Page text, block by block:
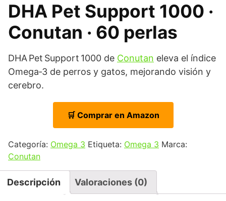
DHA Pet Support 1000 ·
Conutan · 60 perlas
DHA Pet Support 1000 de Conutan eleva el índice
Omega‑3 de perros y gatos, mejorando visión y
cerebro.
🛒 Comprar en Amazon
Categoría: Omega 3 Etiqueta: Omega 3 Marca:
Conutan
Descripción Valoraciones (0)